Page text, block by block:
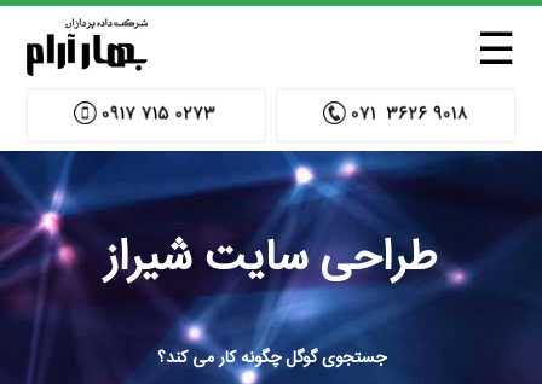
☰
طراحی سایت شیراز
جستجوی گوگل چگونه کار می کند؟